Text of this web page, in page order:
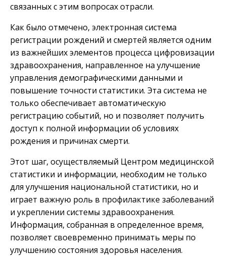
связанных с этим вопросах отрасли.
Как было отмечено, электронная система
регистрации рождений и смертей является одним
из важнейших элементов процесса цифровизации
здравоохранения, направленное на улучшение
управления демографическими данными и
повышение точности статистики. Эта система не
только обеспечивает автоматическую
регистрацию событий, но и позволяет получить
доступ к полной информации об условиях
рождения и причинах смерти.
Этот шаг, осуществляемый Центром медицинской
статистики и информации, необходим не только
для улучшения национальной статистики, но и
играет важную роль в профилактике заболеваний
и укреплении системы здравоохранения.
Информация, собранная в определенное время,
позволяет своевременно принимать меры по
улучшению состояния здоровья населения.